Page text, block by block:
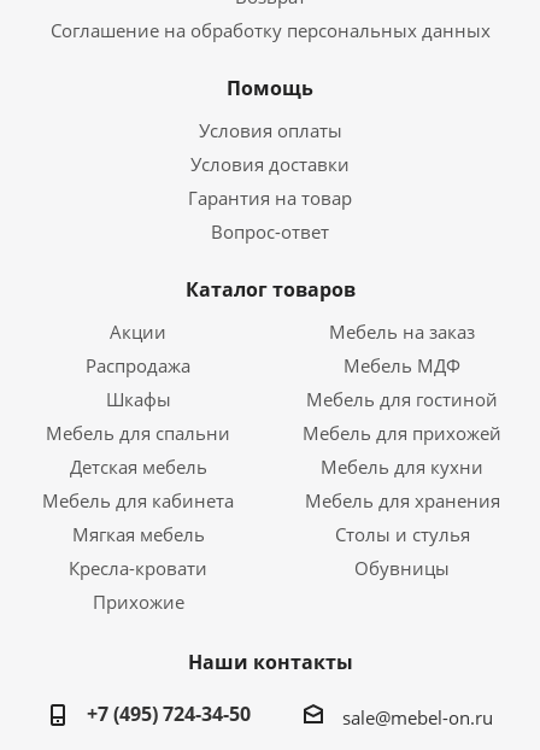
Соглашение на обработку персональных данных
Помощь
Условия оплаты
Условия доставки
Гарантия на товар
Вопрос-ответ
Каталог товаров
Акции
Мебель на заказ
Распродажа
Мебель МДФ
Шкафы
Мебель для гостиной
Мебель для спальни
Мебель для прихожей
Детская мебель
Мебель для кухни
Мебель для кабинета
Мебель для хранения
Мягкая мебель
Столы и стулья
Кресла-кровати
Обувницы
Прихожие
Наши контакты
+7 (495) 724-34-50
sale@mebel-on.ru